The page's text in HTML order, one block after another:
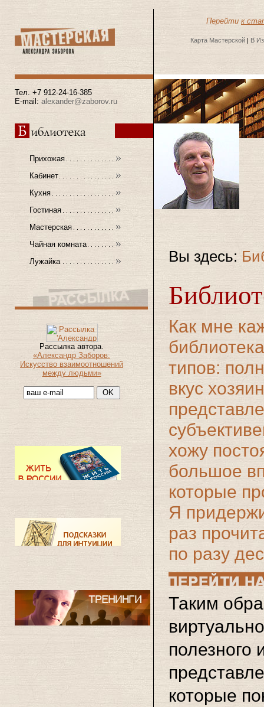
Перейти к
Карта Мастерской | В
Тел. +7 912-24-16-385
E-mail: alexander@zaborov.ru
Прихожая
Кабинет
Кухня
Гостиная
Мастерская
Чайная комната
Лужайка
Рассылка автора.
«Александр Заборов:
Искусство взаимоотношений
между людьми»
Вы здесь:
Как мне
типов:
вкус
хожу
большое
которые
Я
раз
по разу
Таким
полезного
которые